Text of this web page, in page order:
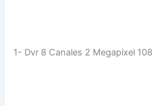
1- Dvr 8 Canales 2 Megapixel